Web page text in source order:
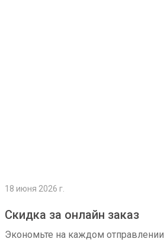
18 июня 2026 г.
Скидка за онлайн заказ
Экономьте на каждом отправлении